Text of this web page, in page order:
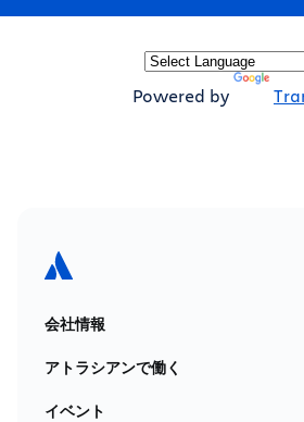
Powered by
会社情報
アトラシアンで働く
イベント